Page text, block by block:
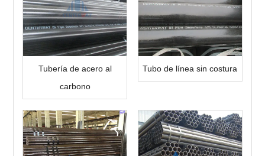
Tubería de acero al
carbono
Tubo de línea sin costura